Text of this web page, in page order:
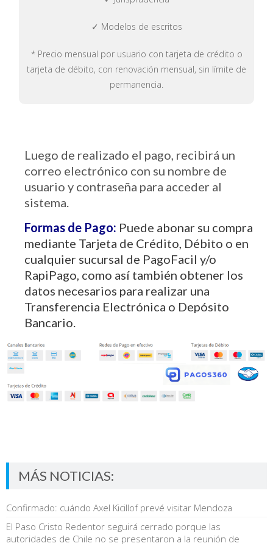
✓ Modelos de escritos
* Precio mensual por usuario con tarjeta de crédito o
tarjeta de débito, con renovación mensual, sin límite de
permanencia.
Luego de realizado el pago, recibirá un
correo electrónico con su nombre de
usuario y contraseña para acceder al
sistema.
Formas de Pago: Puede abonar su compra
mediante Tarjeta de Crédito, Débito o en
cualquier sucursal de PagoFacil y/o
RapiPago, como así también obtener los
datos necesarios para realizar una
Transferencia Electrónica o Depósito
Bancario.
MÁS NOTICIAS:
Confirmado: cuándo Axel Kicillof prevé visitar Mendoza
El Paso Cristo Redentor seguirá cerrado porque las
autoridades de Chile no se presentaron a la reunión de